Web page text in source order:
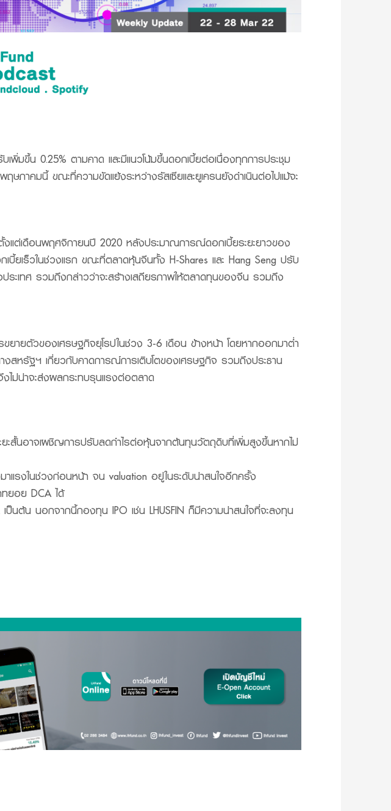
พิ่มขึ้น 0.25% ตามคาด และมีแนวโน้มขึ้นดอกเบี้ยต่อเนื่องทุกการประชุม
ษภาคมนี้ ขณะที่ความขัดแย้งระหว่างรัสเซียและยูเครนยังดำเนินต่อไปแม้จะ
ต่เดือนพฤศจิกายนปี 2020 หลังประมาณการณ์ดอกเบี้ยระยะยาวของ
บี้ยเร็วในช่วงแรก ขณะที่ตลาดหุ้นจีนทั้ง H-Shares และ Hang Seng ปรับ
ะเทศ รวมถึงกล่าวว่าจะสร้างเสถียรภาพให้ตลาดทุนของจีน รวมถึง
ายตัวของเศรษฐกิจยุโรปในช่วง 3-6 เดือน ข้างหน้า โดยหากออกมาต่ำ
สหรัฐฯ เกี่ยวกับคาดการณ์การเติบโตของเศรษฐกิจ รวมถึงประธาน
ไม่น่าจะส่งผลกระทบรุนแรงต่อตลาด
ยะสั้นอาจเผชิญการปรับลดกำไรต่อหุ้นจากต้นทุนวัตถุดิบที่เพิ่มสูงขึ้นหากไม่
รงในช่วงก่อนหน้า จน valuation อยู่ในระดับน่าสนใจอีกครั้ง
ยอย DCA ได้
เป็นต้น นอกจากนี้กองทุน IPO เช่น LHUSFIN ก็มีความน่าสนใจที่จะลงทุน